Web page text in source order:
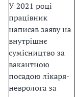
У 2021 році
працівник
написав заяву на
внутрішнє
сумісництво за
вакантною
посадою лікаря-
невролога за